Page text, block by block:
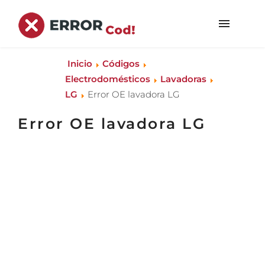
Inicio
Códigos
Electrodomésticos
Lavadoras
LG
Error OE lavadora LG
Error OE lavadora LG